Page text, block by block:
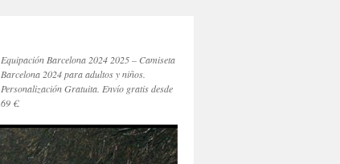
Equipación Barcelona 2024 2025 – Camiseta
Barcelona 2024 para adultos y niños.
Personalización Gratuita. Envío gratis desde
69 €.